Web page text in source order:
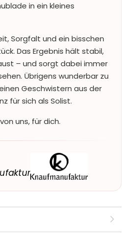
in ein kleines
Sorgfalt und ein bisschen
Das Ergebnis hält stabil,
– und sorgt dabei immer
Übrigens wunderbar zu
Geschwistern aus der
für sich als Solist.
uns, für dich.